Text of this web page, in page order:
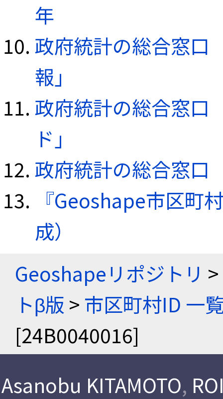
年
政府統計の総合窓口
報」
政府統計の総合窓口
ド」
政府統計の総合窓口
『Geoshape市区町
成）
Geoshapeリポジトリ >
トβ版 > 市区町村ID 一
[24B0040016]
Asanobu KITAMOTO,